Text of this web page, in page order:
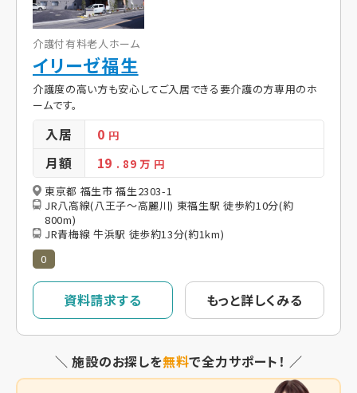
介護付有料老人ホーム
イリーゼ福生
介護度の高い方も安心してご入居できる要介護の方専用のホ
ームです。
入居 0 円
月額 19 . 89万 円
東京都 福生市 福生2303-1
JR八高線(八王子～高麗川) 東福生駅 徒歩約10分(約
800m)
JR青梅線 牛浜駅 徒歩約13分(約1km)
0
資料請求する もっと詳しくみる
＼ 施設のお探しを無料で全力サポート！ ／